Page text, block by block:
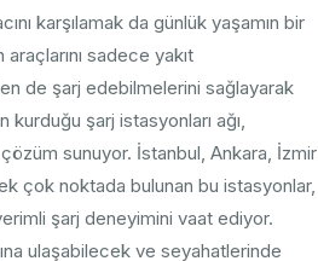
karşılamak da günlük yaşamın bir
sadece yakıt
de şarj edebilmelerini sağlayarak
şarj istasyonları ağı,
sunuyor. İstanbul, Ankara, İzmir
çok noktada bulunan bu istasyonlar,
şarj deneyimini vaat ediyor.
ulaşabilecek ve seyahatlerinde